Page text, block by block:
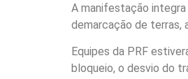
A manifestação
demarcação de terras,
Equipes da PRF
bloqueio, o desvio do